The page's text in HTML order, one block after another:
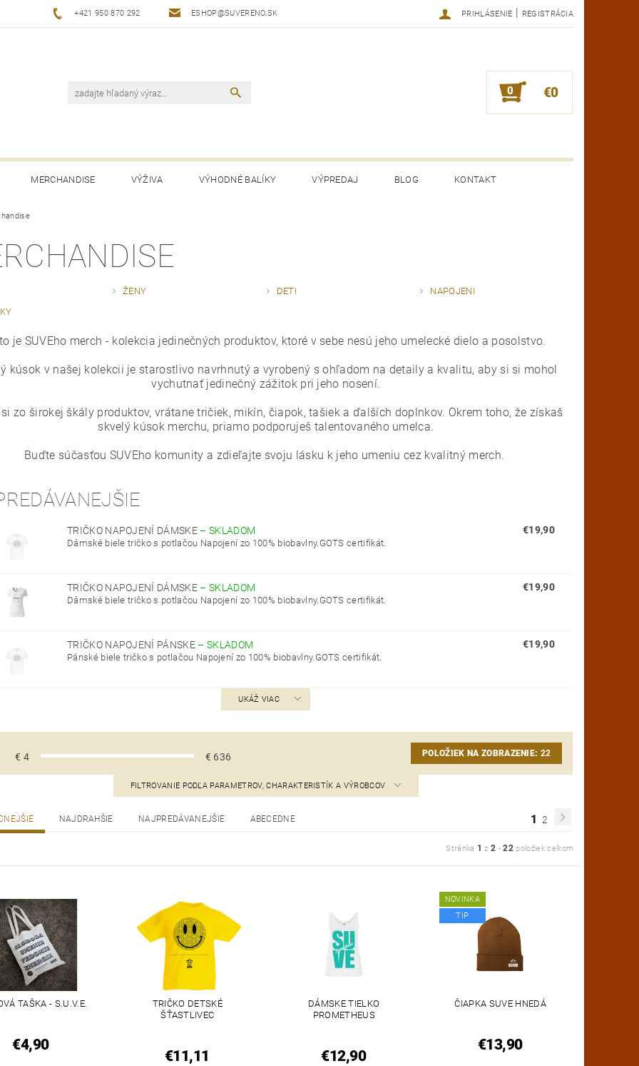
+421 950 870 292 ESHOP@SUVERENO.SK PRIHLÁSENIE | REGISTRÁCIA
0 €0
MERCHANDISE VÝŽIVA VÝHODNÉ BALÍKY VÝPREDAJ BLOG KONTAKT
ŽENY DETI
NAPOJENI
je SUVEho merch - kolekcia jedinečných produktov, ktoré v sebe nesú jeho umelecké dielo a posolstvo.
kúsok v našej kolekcii je starostlivo navrhnutý a vyrobený s ohľadom na detaily a kvalitu, aby si si mohol
vychutnať jedinečný zážitok pri jeho nosení.
zo širokej škály produktov, vrátane tričiek, mikín, čiapok, tašiek a ďalších doplnkov. Okrem toho, že získaš
skvelý kúsok merchu, priamo podporuješ talentovaného umelca.
Buďte súčasťou SUVEho komunity a zdieľajte svoju lásku k jeho umeniu cez kvalitný merch.
TRIČKO NAPOJENÍ DÁMSKE – SKLADOM
Dámské biele tričko s potlačou Napojení zo 100% biobavlny.GOTS certifikát.
€19,90
TRIČKO NAPOJENÍ DÁMSKE – SKLADOM
Dámské biele tričko s potlačou Napojení zo 100% biobavlny.GOTS certifikát.
€19,90
TRIČKO NAPOJENÍ PÁNSKE – SKLADOM
Pánské biele tričko s potlačou Napojení zo 100% biobavlny.GOTS certifikát.
€19,90
UKÁŽ VIAC
€ 4 € 636 POLOŽIEK NA ZOBRAZENIE: 22
FILTROVANIE PODĽA PARAMETROV, CHARAKTERISTÍK A VÝROBCOV
NAJDRAHŠIE NAJPREDÁVANEJŠIE ABECEDNE 1 2
Stránka 1 z2 -22 položiek celkom
TAŠKA - S.U.V.E.
€4,90
TRIČKO DETSKÉ
ŠŤASTLIVEC
€11,11
DÁMSKE TIELKO
PROMETHEUS
€12,90
NOVINKA
TIP
ČIAPKA SUVE HNEDÁ
€13,90